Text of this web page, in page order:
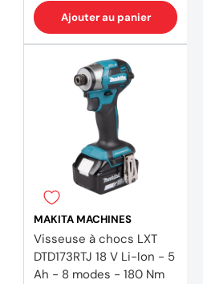
Ajouter au panier
MAKITA MACHINES
Visseuse à chocs LXT
DTD173RTJ 18 V Li-Ion - 5
Ah - 8 modes - 180 Nm